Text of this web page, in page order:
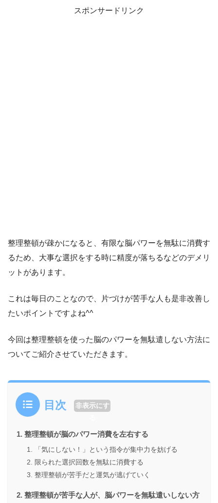
スポンサードリンク
整理整頓が疎かになると、有限な脳パワーを無駄に消費す
るため、大事な選択をする時に精度が落ちるなどのデメリ
ットがあります。
これは毎日のことなので、片づけが苦手な人も是非改善し
たいポイントですよね^^
今回は整理整頓を使った脳のパワーを無駄遣しない方法に
ついてご紹介させていただきます。
目次
非表示にす
整理整頓が脳のパワー消費を左右する
「気にしない！」という指令が集中力を妨げる
限られた選択回数を無駄に消費する
整理整頓が苦手だと運気が逃げていく
整理整頓が苦手な人が、脳パワーを無駄遣いしない方